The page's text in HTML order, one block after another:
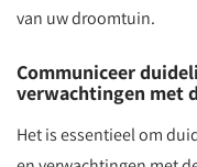
van uw droomtuin.
Communiceer
verwachtingen met
Het is essentieel om